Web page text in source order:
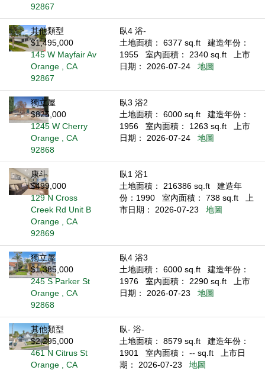
92867
其他類型
$1,495,000
145 W Mayfair Av
Orange , CA
92867
臥4 浴-
土地面積： 6377 sq.ft
建造年份：
1955
室內面積： 2340 sq.ft
上市
日期： 2026-07-24
地圖
獨立屋
$825,000
1245 W Cherry
Orange , CA
92868
臥3 浴2
土地面積： 6000 sq.ft
建造年份：
1956
室內面積： 1263 sq.ft
上市
日期： 2026-07-24
地圖
康斗
$499,000
129 N Cross
Creek Rd Unit B
Orange , CA
92869
臥1 浴1
土地面積： 216386 sq.ft
建造年
份：1990
室內面積： 738 sq.ft
上
市日期： 2026-07-23
地圖
獨立屋
$1,385,000
245 S Parker St
Orange , CA
92868
臥4 浴3
土地面積： 6000 sq.ft
建造年份：
1976
室內面積： 2290 sq.ft
上市
日期： 2026-07-23
地圖
其他類型
$2,295,000
461 N Citrus St
Orange , CA
臥- 浴-
土地面積： 8579 sq.ft
建造年份：
1901
室內面積： -- sq.ft
上市日
期： 2026-07-23
地圖